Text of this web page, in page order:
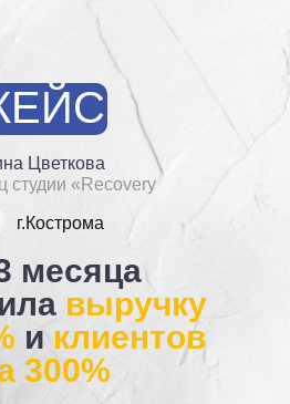
Цветкова
студии «Recovery
г.Кострома
месяца
выручку
и клиентов
300%